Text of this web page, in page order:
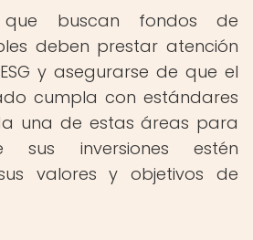
que buscan fondos de
deben prestar atención
y asegurarse de que el
cumpla con estándares
una de estas áreas para
sus inversiones estén
valores y objetivos de